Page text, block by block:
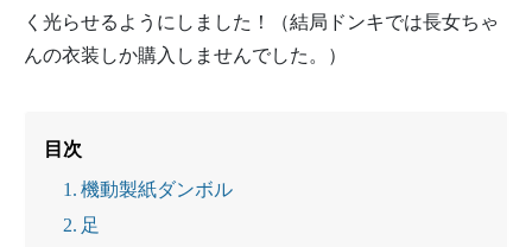
く光らせるようにしました！（結局ドンキでは長女ちゃ
んの衣装しか購入しませんでした。）
目次
機動製紙ダンボル
足